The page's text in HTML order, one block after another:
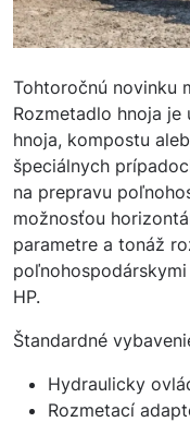
Tohtoročnú novinku
Rozmetadlo hnoja je
hnoja, kompostu
špeciálnych
na prepravu
možnosťou
parametre a tonáž
HP.
Štandardné
Hydraulicky
Rozmetací